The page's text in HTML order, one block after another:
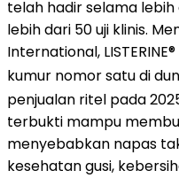
telah hadir selama lebih
lebih dari 50 uji klinis.
International,
kumur nomor satu di
penjualan ritel pada
terbukti mampu
menyebabkan napas
kesehatan gusi,